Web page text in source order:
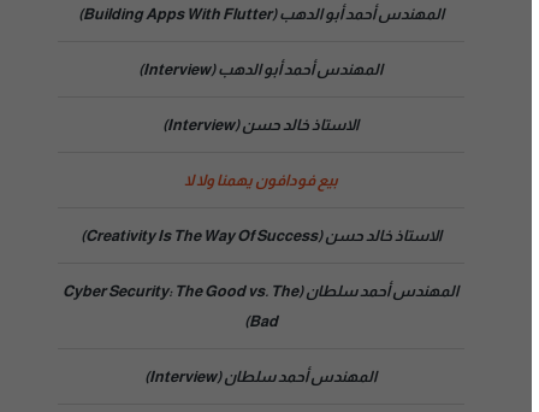
المهندس أحمد أبو الدهب (Building Apps With Flutter)
المهندس أحمد أبو الدهب (Interview)
الاستاذ خالد حسن (Interview)
بيع فودافون يهمنا ولا لا
الاستاذ خالد حسن (Creativity Is The Way Of Success)
المهندس أحمد سلطان (Cyber Security: The Good vs. The
Bad)
المهندس أحمد سلطان (Interview)